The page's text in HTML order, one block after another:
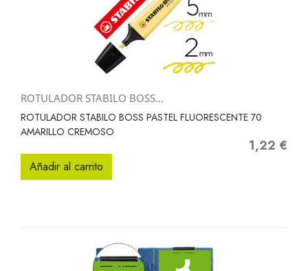
ROTULADOR STABILO BOSS...
ROTULADOR STABILO BOSS PASTEL FLUORESCENTE 70
AMARILLO CREMOSO
Precio
1,22 €
Añadir al carrito